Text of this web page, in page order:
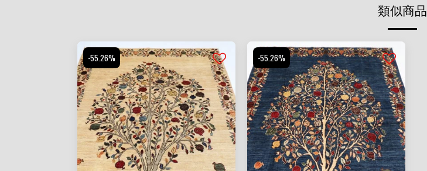
類似商品
-55.26% -55.26%